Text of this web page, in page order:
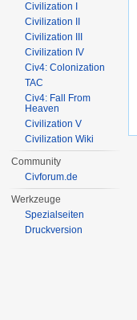
Civilization I
Civilization II
Civilization III
Civilization IV
Civ4: Colonization
TAC
Civ4: Fall From
Heaven
Civilization V
Civilization Wiki
Community
Civforum.de
Werkzeuge
Spezialseiten
Druckversion